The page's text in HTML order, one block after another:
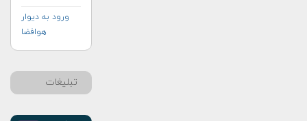
ورود به دیوار
هوافضا
تبلیغات